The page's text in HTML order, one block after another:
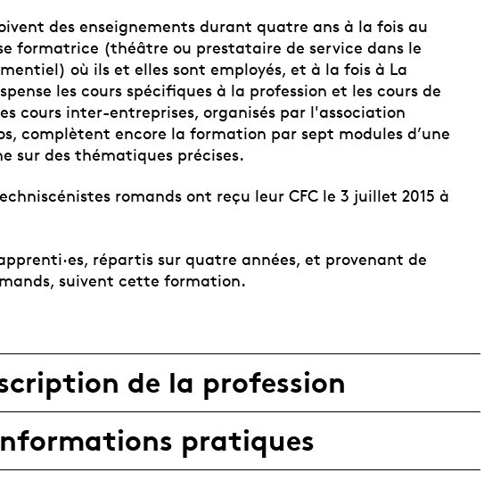
des enseignements durant quatre ans à la fois au
formatrice (théâtre ou prestataire de service dans le
où ils et elles sont employés, et à la fois à La
les cours spécifiques à la profession et les cours de
cours inter-entreprises, organisés par l'association
complètent encore la formation par sept modules d’une
sur des thématiques précises.
romands ont reçu leur CFC le 3 juillet 2015 à
répartis sur quatre années, et provenant de
suivent cette formation.
de la profession
pratiques